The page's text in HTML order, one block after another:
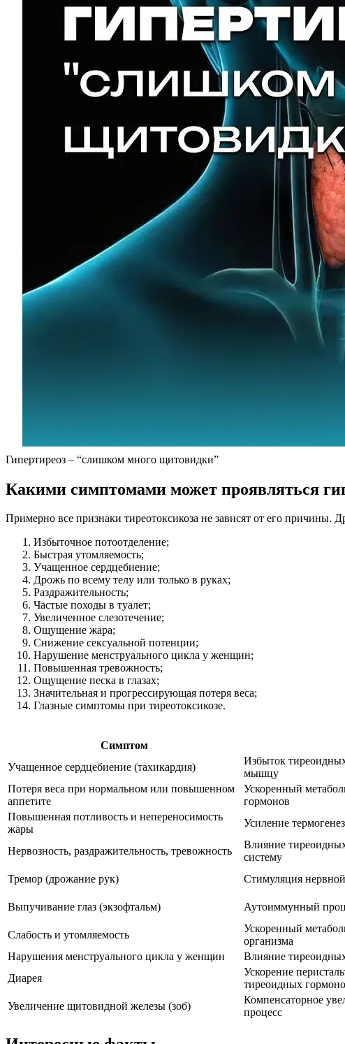
Гипертиреоз – “слишком много щитовидки”
Какими симптомами может проявляться
Примерно все признаки тиреотоксикоза не зависят от его
Избыточное потоотделение;
Быстрая утомляемость;
Учащенное сердцебиение;
Дрожь по всему телу или только в руках;
Раздражительность;
Частые походы в туалет;
Увеличенное слезотечение;
Ощущение жара;
Снижение сексуальной потенции;
Нарушение менструального цикла у женщин;
Повышенная тревожность;
Ощущение песка в глазах;
Значительная и прогрессирующая потеря веса;
Глазные симптомы при тиреотоксикозе.
Симптом
Учащенное сердцебиение (тахикардия)
Избыток
мышцу
Потеря веса при нормальном или повышенном
аппетите
Ускоренный
гормонов
Повышенная потливость и непереносимость
жары
Усиление
Нервозность, раздражительность, тревожность
Влияние
систему
Тремор (дрожание рук)
Стимуляция
Выпучивание глаз (экзофтальм)
Аутоиммунный
Слабость и утомляемость
Ускоренный
организма
Нарушения менструального цикла у женщин
Влияние
Диарея
Ускорение
тиреоидных
Увеличение щитовидной железы (зоб)
Компенсаторное
процесс